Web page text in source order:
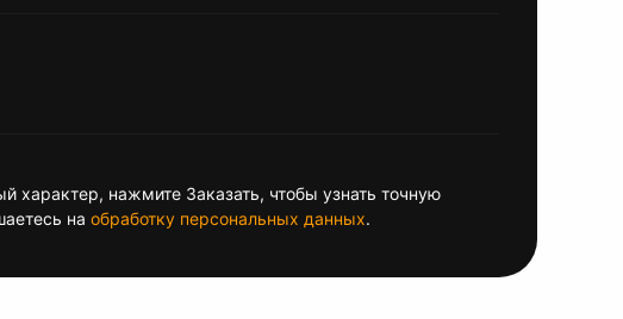
характер, нажмите Заказать, чтобы узнать точную
на обработку персональных данных.